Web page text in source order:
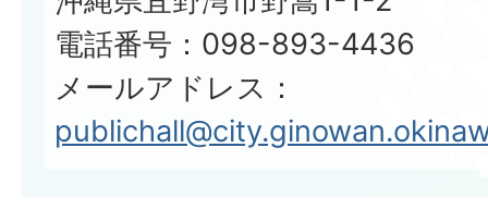
電話番号：098-893-4436
メールアドレス：